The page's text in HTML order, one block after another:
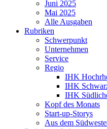
Juni 2025
Mai 2025
Alle Ausgaben
Rubriken
Schwerpunkt
Unternehmen
Service
Regio
IHK
IHK
IHK
Kopf des Monats
Start-up-Storys
Aus dem